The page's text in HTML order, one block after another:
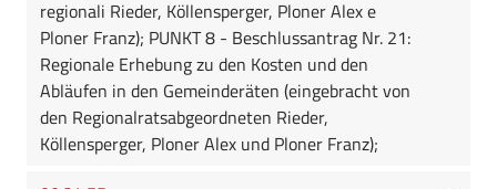
regionali Rieder, Köllensperger, Ploner Alex e
Ploner Franz); PUNKT 8 - Beschlussantrag Nr. 21:
Regionale Erhebung zu den Kosten und den
Abläufen in den Gemeinderäten (eingebracht von
den Regionalratsabgeordneten Rieder,
Köllensperger, Ploner Alex und Ploner Franz);